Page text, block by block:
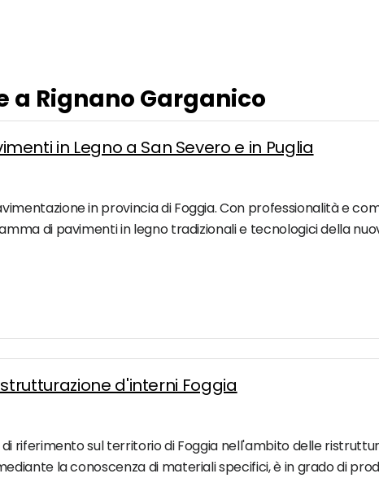
a Rignano Garganico
in Legno a San Severo e in Puglia
in provincia di Foggia. Con professionalità e
di pavimenti in legno tradizionali e tecnologici della
d'interni Foggia
riferimento sul territorio di Foggia nell'ambito delle
la conoscenza di materiali specifici, è in grado di